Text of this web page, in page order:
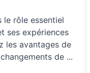
le rôle essentiel
ses expériences
les avantages de
de ...